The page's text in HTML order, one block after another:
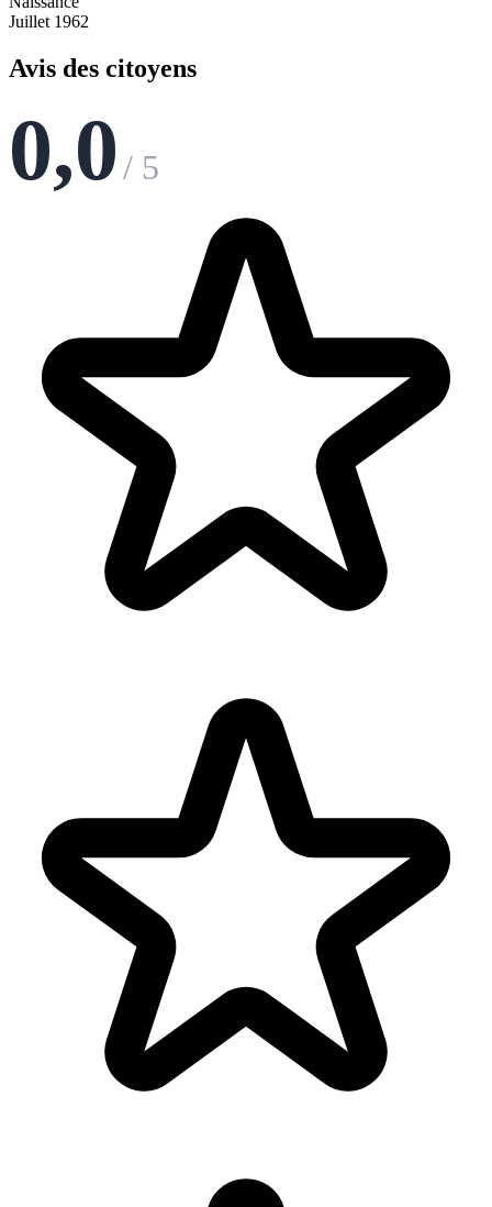
Juillet 1962
Avis des citoyens
0,0/ 5